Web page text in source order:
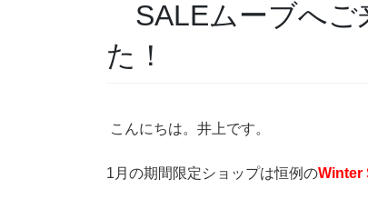
SALEムーブへご
た！
こんにちは。井上です。
1月の期間限定ショップは恒例のWinter